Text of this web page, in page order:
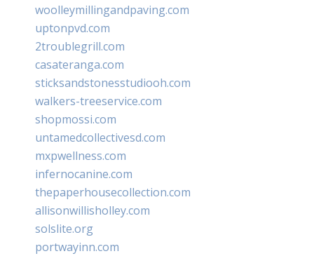
woolleymillingandpaving.com
uptonpvd.com
2troublegrill.com
casateranga.com
sticksandstonesstudiooh.com
walkers-treeservice.com
shopmossi.com
untamedcollectivesd.com
mxpwellness.com
infernocanine.com
thepaperhousecollection.com
allisonwillisholley.com
solslite.org
portwayinn.com